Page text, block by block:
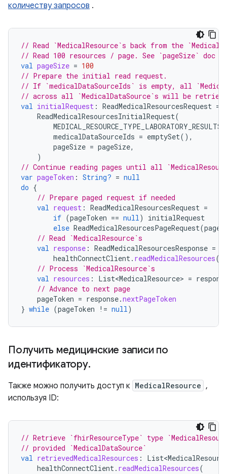
количеству запросов .
// Read `MedicalResource`s back from the
// Read 100 resources / page. See `pageSize`
val pageSize = 100
// Prepare the initial read request.
// If `medicalDataSourceIds` is empty, all
// across all `MedicalDataSource`s will be
val initialRequest : ReadMedicalResourcesRequest =
ReadMedicalResourcesInitialRequest(
MEDICAL_RESOURCE_TYPE_LABORATORY_RESULTS
medicalDataSourceIds = emptySet(),
pageSize = pageSize,
)
// Continue reading pages until all
var pageToken : String? = null
do {
// Prepare paged request if needed
val request : ReadMedicalResourcesRequest =
if (pageToken == null)
initialRequest
else ReadMedicalResourcesPageRequest(
// Read `MedicalResource`s
val response : ReadMedicalResourcesResponse =
healthConnectClient. readMedicalResources(
// Process `MedicalResource`s
val resources : List<MedicalResource> =
// Advance to next page
pageToken = response.nextPageToken
} while (pageToken != null)
Получить медицинские записи по
идентификатору.
Также можно получить доступ к MedicalResource ,
используя ID:
// Retrieve `fhirResourceType` type
// provided `MedicalDataSource`
val retrievedMedicalResources :
healthConnectClient. readMedicalResources(